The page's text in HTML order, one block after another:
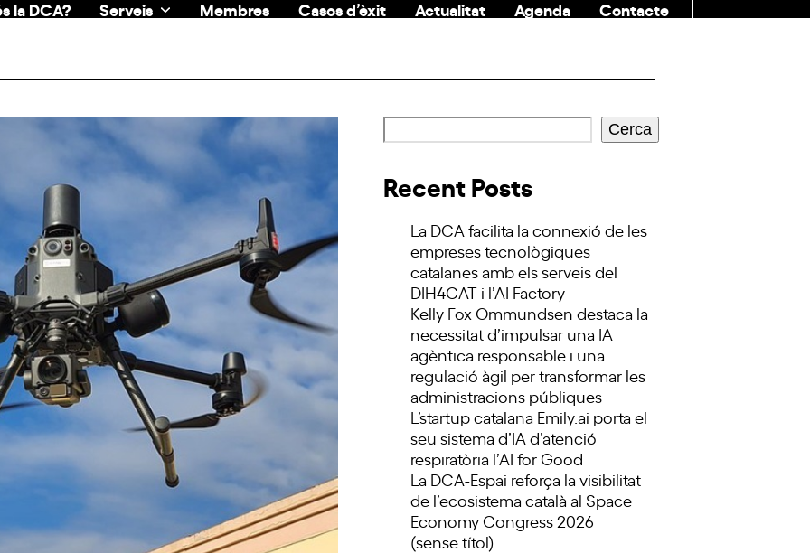
la DCA? Serveis Membres Casos d’èxit Actualitat Agenda
Contacte
Cerca
Recent Posts
La DCA facilita la connexió de les
empreses tecnològiques
catalanes amb els serveis del
DIH4CAT i l’AI Factory
Kelly Fox Ommundsen destaca la
necessitat d’impulsar una IA
agèntica responsable i una
regulació àgil per transformar les
administracions públiques
L’startup catalana Emily.ai porta el
seu sistema d’IA d’atenció
respiratòria l’AI for Good
La DCA-Espai reforça la visibilitat
de l’ecosistema català al Space
Economy Congress 2026
(sense títol)